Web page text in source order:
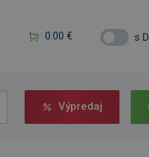
0.00 € s
Výpredaj